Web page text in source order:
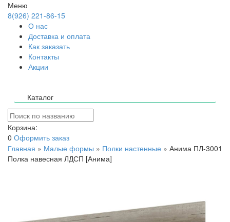
Меню
8(926) 221-86-15
О нас
Доставка и оплата
Как заказать
Контакты
Акции
Каталог
Корзина:
0 Оформить заказ
Главная » Малые формы » Полки настенные » Анима ПЛ-3001
Полка навесная ЛДСП [Анима]